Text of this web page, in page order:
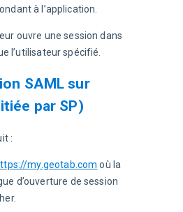
à l’application.
ouvre une session dans
l’utilisateur spécifié.
SAML sur
par SP)
:
my.geotab.com où la
d’ouverture de session